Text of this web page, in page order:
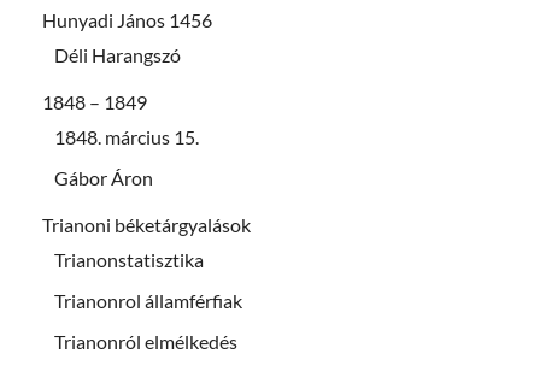
Hunyadi János 1456
Déli Harangszó
1848 – 1849
1848. március 15.
Gábor Áron
Trianoni béketárgyalások
Trianonstatisztika
Trianonrol államférfiak
Trianonról elmélkedés